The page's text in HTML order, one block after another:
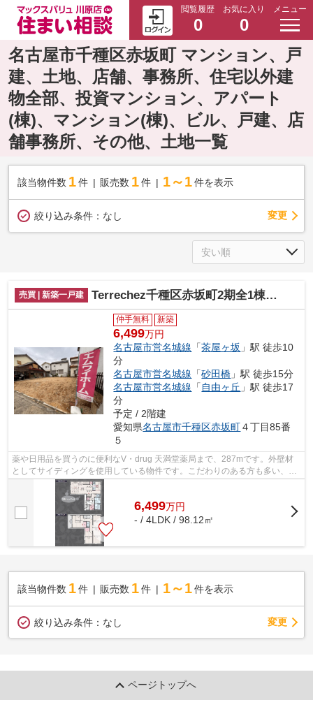
閲覧履歴
0
お気に入り
0
メニュー
名古屋市千種区赤坂町 マンション、戸
建、土地、店舗、事務所、住宅以外建
物全部、投資マンション、アパート
(棟)、マンション(棟)、ビル、戸建、店
舗事務所、その他、土地一覧
該当物件数 1件 販売数 1 件 1～1 件を表示
絞り込み条件： なし 変更
売買 | 新築一戸建 Terrechez千種区赤坂町2期全1棟【仲介手数料無料 上野小 若水中】
仲手無料 新築
6,499万円
名古屋市営名城線 「茶屋ヶ坂 」駅 徒歩10
分
名古屋市営名城線 「砂田橋 」駅 徒歩15分
名古屋市営名城線 「 自由ヶ丘 」駅 徒歩17
分
予定 / 2階建
愛知県名古屋市千種区赤坂町４丁目85番
５
薬や日用品を買うのに便利なV・drug 天満堂薬局まで、287mです。外壁材
としてサイディングを使用している物件です。こだわりのある方も多い、新
築の戸建て物件となっております。こち...
6,499万円
- / 4LDK / 98.12㎡
該当物件数 1件 販売数 1 件 1～1 件を表示
絞り込み条件： なし 変更
ページトップへ